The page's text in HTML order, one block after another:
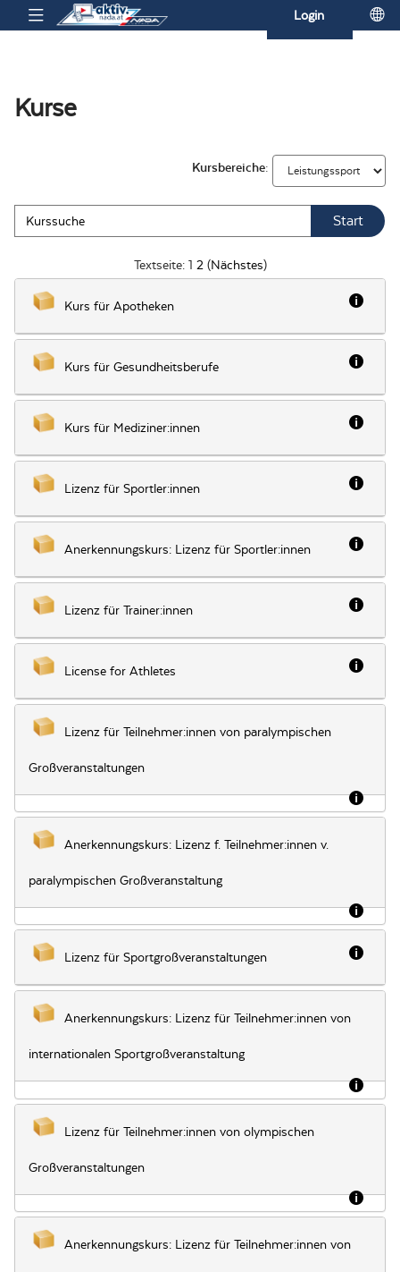
Hauptinhalt
Navigation
überspringen
Login
Kurse
Kursbereiche:
Start
Textseite: 1 2 (Nächstes)
Kurs für Apotheken
Kurs für Gesundheitsberufe
Kurs für Mediziner:innen
Lizenz für Sportler:innen
Anerkennungskurs: Lizenz für Sportler:innen
Lizenz für Trainer:innen
License for Athletes
Lizenz für Teilnehmer:innen von paralympischen
Großveranstaltungen
Anerkennungskurs: Lizenz f. Teilnehmer:innen v.
paralympischen Großveranstaltung
Lizenz für Sportgroßveranstaltungen
Anerkennungskurs: Lizenz für Teilnehmer:innen von
internationalen Sportgroßveranstaltung
Lizenz für Teilnehmer:innen von olympischen
Großveranstaltungen
Anerkennungskurs: Lizenz für Teilnehmer:innen von